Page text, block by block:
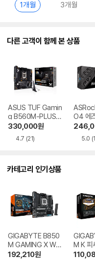
1개월 3개월
다른 고객이 함께 본 상품
ASUS TUF Gamin
g B560M-PLUS
WIFI 인텍앤컴퍼니
330,000원
4.7 (21)
O4 에
5.0
카테고리 인기상품
GIGABYTE B850
M GAMING X WIF
I6E 제이씨현
192,210원
M K 피